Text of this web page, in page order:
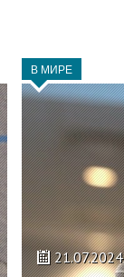
В МИРЕ
21.07.2024